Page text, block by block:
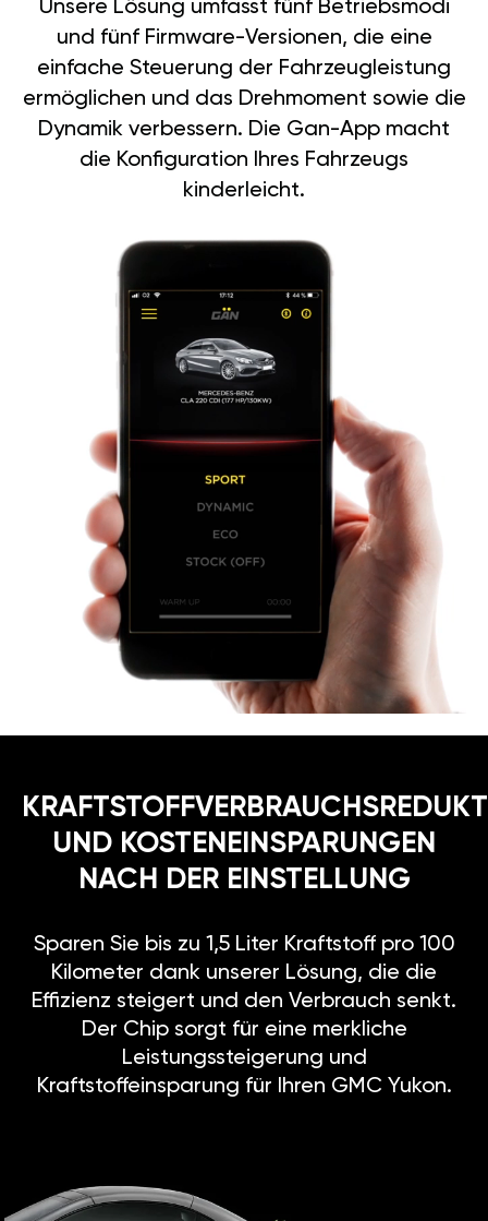
Unsere Lösung umfasst fünf Betriebsmodi
und fünf Firmware-Versionen, die eine
einfache Steuerung der Fahrzeugleistung
ermöglichen und das Drehmoment sowie die
Dynamik verbessern. Die Gan-App macht
die Konfiguration Ihres Fahrzeugs
kinderleicht.
UND KOSTENEINSPARUNGEN
NACH DER EINSTELLUNG
Sparen Sie bis zu 1,5 Liter Kraftstoff pro 100
Kilometer dank unserer Lösung, die die
Effizienz steigert und den Verbrauch senkt.
Der Chip sorgt für eine merkliche
Leistungssteigerung und
Kraftstoffeinsparung für Ihren GMC Yukon.